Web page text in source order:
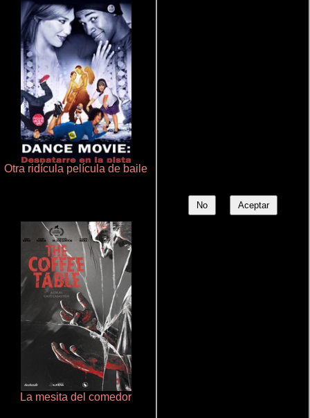
No Aceptar
Otra ridícula película de baile
La mesita del comedor